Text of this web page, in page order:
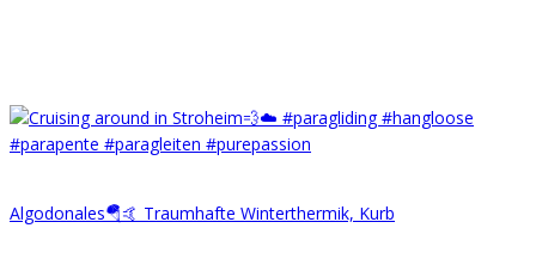
Algodonales🪂🤙 Traumhafte Winterthermik, Kurb